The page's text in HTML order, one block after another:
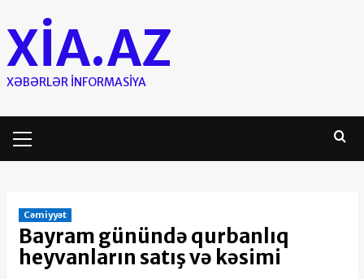
to
content
XIA.AZ
XƏBƏRLƏR INFORMASIYA
Menu
Cəmiyyət
Bayram günündə qurbanlıq
heyvanların satış və kəsimi